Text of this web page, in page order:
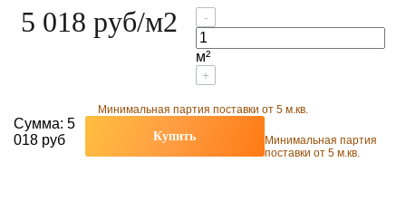
5 018 руб/м2 -
м²
+
Минимальная партия поставки от 5 м.кв.
Сумма: 5
018 руб
Купить
Минимальная партия
поставки от 5 м.кв.